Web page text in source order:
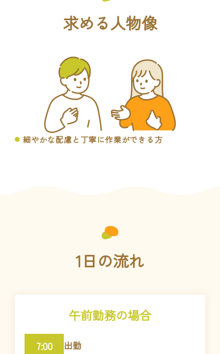
求める人物像
細やかな配慮と丁寧に作業ができる方
1日の流れ
午前勤務の場合
7:00 出勤